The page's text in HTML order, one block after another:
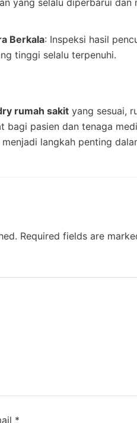
Berkala: Inspeksi hasil
tinggi selalu terpenuhi.
rumah sakit yang sesuai,
bagi pasien dan tenaga
langkah penting
Required fields are
*